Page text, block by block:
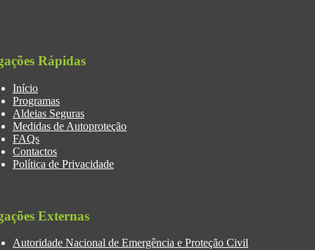
Rápidas
Início
Programas
Aldeias Seguras
Medidas de Autoproteção
FAQs
Contactos
Política de Privacidade
Externas
Autoridade Nacional de Emergência e Proteção Civil